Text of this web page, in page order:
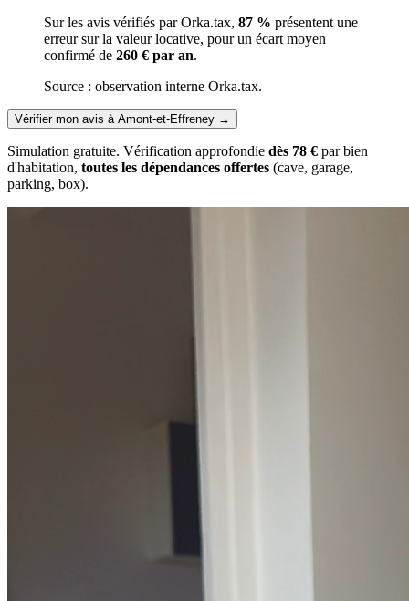
Sur les avis vérifiés par Orka.tax, 87 % présentent une
erreur sur la valeur locative, pour un écart moyen
confirmé de 260 € par an.
Source : observation interne Orka.tax.
Vérifier mon avis à Amont-et-Effreney →
Simulation gratuite. Vérification approfondie dès 78 € par bien
d'habitation, toutes les dépendances offertes (cave, garage,
parking, box).